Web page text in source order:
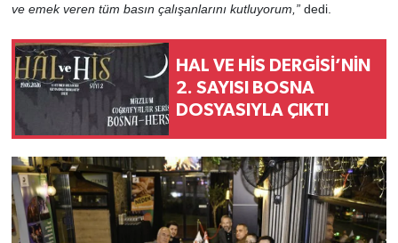
ve emek veren tüm basın çalışanlarını kutluyorum,”dedi.
HAL VE HİS DERGİSİ’NİN
2. SAYISI BOSNA
DOSYASIYLA ÇIKTI